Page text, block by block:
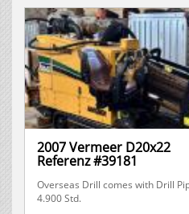
2007 Vermeer D20x22
Referenz #39181
Overseas Drill comes with Drill
4.900 Std.